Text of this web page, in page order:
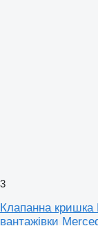
3
Клапанна кришка
вантажівки